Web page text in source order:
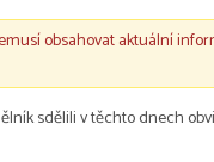
obsahovat aktuální
sdělili v těchto dnech